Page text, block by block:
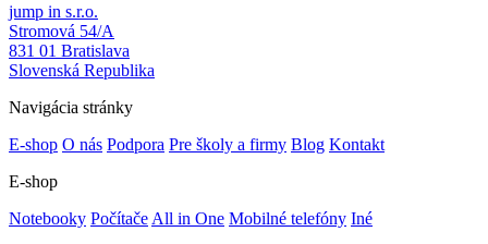
jump in s.r.o.
Stromová 54/A
831 01 Bratislava
Slovenská Republika
Navigácia stránky
E-shop O nás Podpora Pre školy a firmy Blog Kontakt
E-shop
Notebooky Počítače All in One Mobilné telefóny Iné